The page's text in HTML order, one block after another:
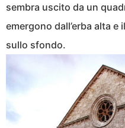
sembra uscito da un
emergono dall’erba alta
sullo sfondo.